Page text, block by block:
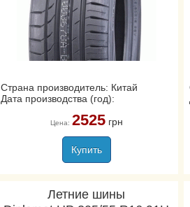
Страна производитель: Китай
Дата производства (год):
Цена: 2525грн
Купить
Летние шины